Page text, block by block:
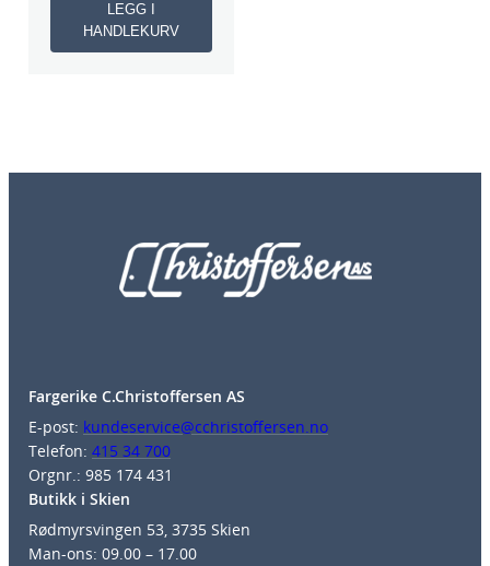
LEGG I
HANDLEKURV
Fargerike C.Christoffersen AS
E-post: kundeservice@cchristoffersen.no
Telefon: 415 34 700
Orgnr.: 985 174 431
Butikk i Skien
Rødmyrsvingen 53, 3735 Skien
Man-ons: 09.00 – 17.00